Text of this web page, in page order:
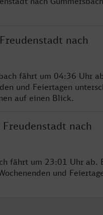
nach
fährt um 04:36 Uhr
und Feiertagen
auf einen Blick.
nach
fährt um 23:01 Uhr ab.
und